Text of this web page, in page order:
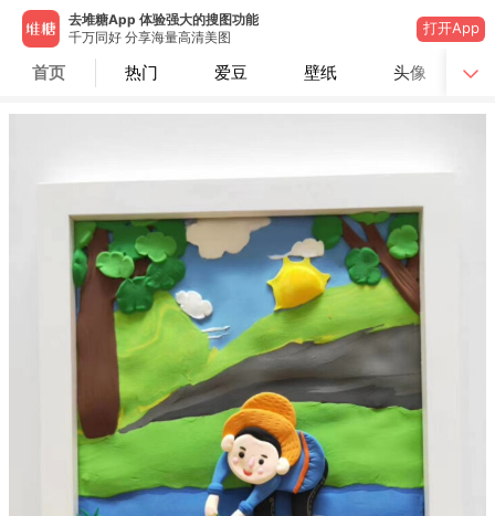
去堆糖App 体验强大的搜图功能
千万同好 分享海量高清美图
打开App
首页 热门 爱豆 壁纸 头像